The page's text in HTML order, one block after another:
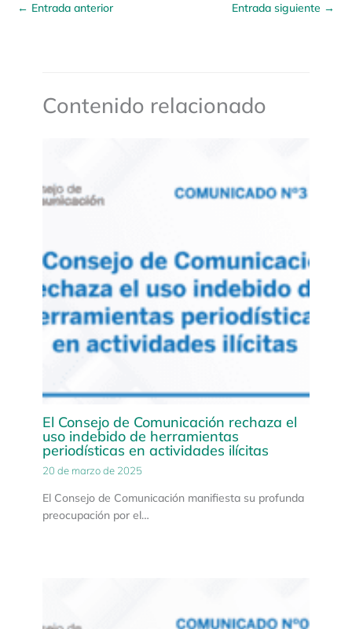
← Entrada anterior Entrada siguiente →
Contenido relacionado
El Consejo de Comunicación rechaza el
uso indebido de herramientas
periodísticas en actividades ilícitas
20 de marzo de 2025
El Consejo de Comunicación manifiesta su profunda
preocupación por el…